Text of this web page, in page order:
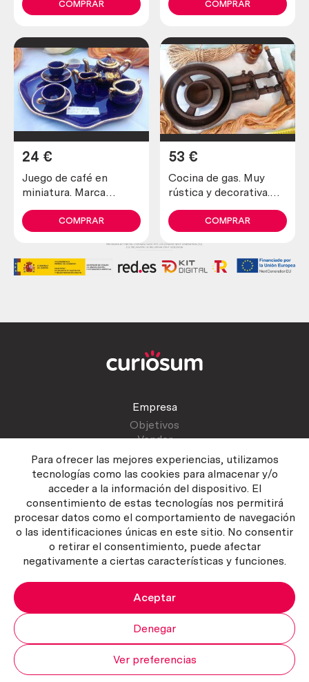
Para ofrecer las mejores experiencias, utilizamos
tecnologías como las cookies para almacenar y/o
acceder a la información del dispositivo. El
consentimiento de estas tecnologías nos permitirá
procesar datos como el comportamiento de navegación
o las identificaciones únicas en este sitio. No consentir
o retirar el consentimiento, puede afectar
negativamente a ciertas características y funciones.
Aceptar
Denegar
Ver preferencias
COMPRAR COMPRAR
Juego de café en
miniatura. Marca
Precioso
24 €
COMPRAR
Cocina de gas. Muy
rústica y decorativa.
decoración rústica.
53 €
COMPRAR
Empresa
Objetivos
Vender
Atención al cliente
Contactar
Manual del vendedor
Política del servicio
Política de Cookies
Copyright ©2026 Curiosum S.L. Todos los derechos reservados.